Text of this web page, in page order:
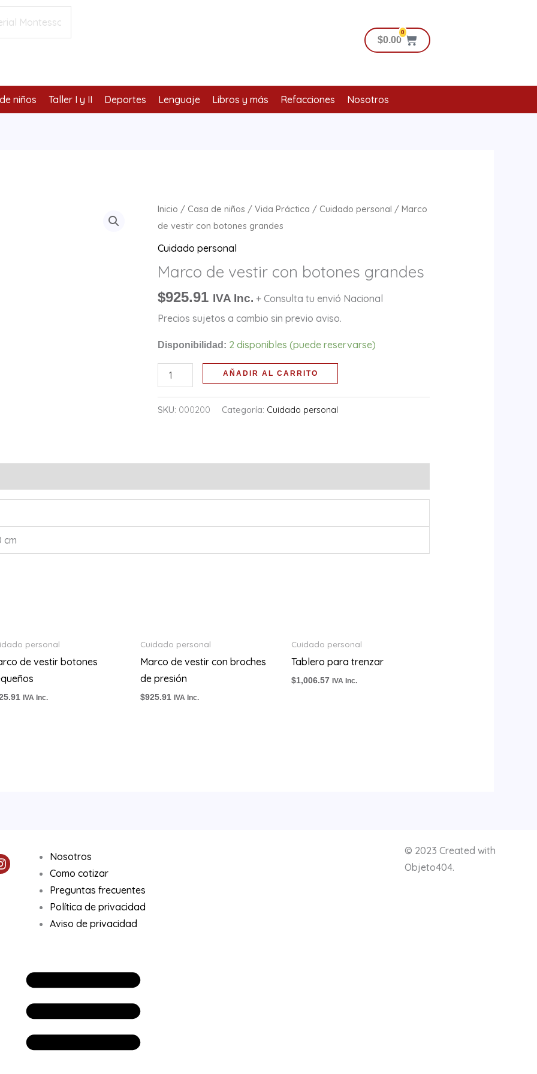
$0.00
0
Cart
niños Taller I y II Deportes Lenguaje Libros y más Refacciones Nosotros
Inicio / Casa de niños /Vida Práctica / Cuidado personal / Marco
de vestir con botones grandes
Cuidado personal
Marco de vestir con botones grandes
$925.91 IVA Inc. + Consulta tu envió Nacional
Precios sujetos a cambio sin previo aviso.
Disponibilidad: 2 disponibles (puede reservarse)
Marco
de
vestir
botones
grandes
AÑADIR AL CARRITO
SKU: 000200 Categoría: Cuidado personal
cm
personal
de vestir botones
IVA Inc.
Cuidado personal
Marco de vestir con broches
de presión
$925.91 IVA Inc.
Cuidado personal
Tablero para trenzar
$1,006.57 IVA Inc.
I
n
Nosotros
Como cotizar
Preguntas frecuentes
Política de privacidad
Aviso de privacidad
© 2023 Created with
Objeto404.